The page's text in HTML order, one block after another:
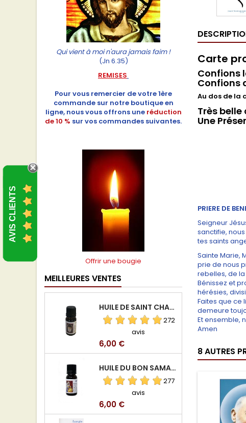
Qui vient à moi n'aura jamais faim !
(Jn 6.35)
REMISES
Pour vous remercier de votre 1ère
commande sur notre boutique en
ligne, nous vous offrons une réduction
de 10 % sur vos commandes suivantes.
Offrir une bougie
MEILLEURES VENTES
HUILE DE SAINT CHARBEL
272
avis
Prix
6,00 €
HUILE DU BON SAMARITAIN
277
avis
Prix
6,00 €
Carte
Confions
Confions
Au dos de la
Très
Une
PRIERE DE
Seigneur
sanctifie,
tes saints
Sainte Marie,
prie de nous
rebelles, de
Bénissez et
hérésies,
Faites que ce
demeure
Et ensemble,
Amen
8 AUTRES
AVIS CLIENTS